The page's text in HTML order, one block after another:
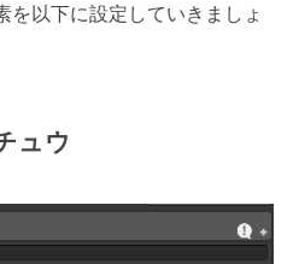
を以下に設定していきましょ
ュウ